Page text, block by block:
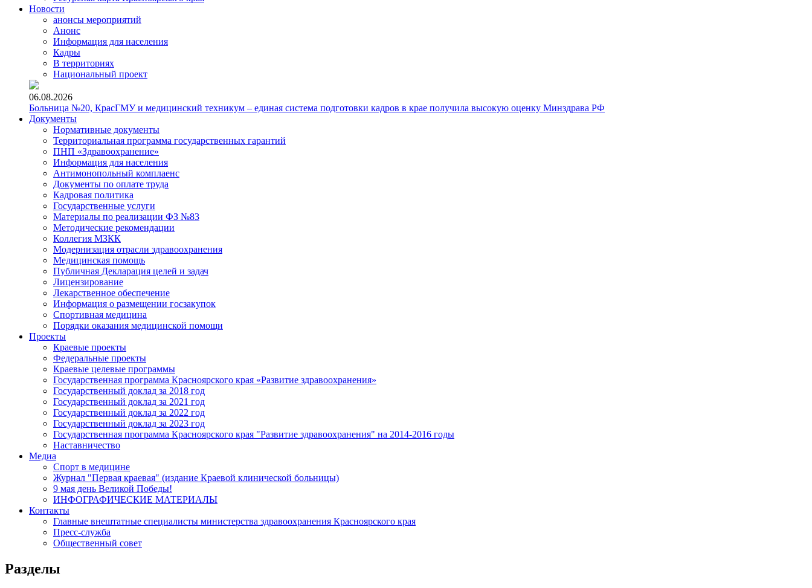
Новости
анонсы мероприятий
Анонс
Информация для населения
Кадры
В территориях
Национальный проект
06.08.2026
Больница №20, КрасГМУ и медицинский техникум – единая система подготовки кадров в крае получила высокую оценку Минздрава РФ
Документы
Нормативные документы
Территориальная программа государственных гарантий
ПНП «Здравоохранение»
Информация для населения
Антимонопольный комплаенс
Документы по оплате труда
Кадровая политика
Государственные услуги
Материалы по реализации ФЗ №83
Методические рекомендации
Коллегия МЗКК
Модернизация отрасли здравоохранения
Медицинская помощь
Публичная Декларация целей и задач
Лицензирование
Лекарственное обеспечение
Информация о размещении госзакупок
Спортивная медицина
Порядки оказания медицинской помощи
Проекты
Краевые проекты
Федеральные проекты
Краевые целевые программы
Государственная программа Красноярского края «Развитие здравоохранения»
Государственный доклад за 2018 год
Государственный доклад за 2021 год
Государственный доклад за 2022 год
Государственный доклад за 2023 год
Государственная программа Красноярского края "Развитие здравоохранения" на 2014-2016 годы
Наставничество
Медиа
Спорт в медицине
Журнал "Первая краевая" (издание Краевой клинической больницы)
9 мая день Великой Победы!
ИНФОГРАФИЧЕСКИЕ МАТЕРИАЛЫ
Контакты
Главные внештатные специалисты министерства здравоохранения Красноярского края
Пресс-служба
Общественный совет
Разделы